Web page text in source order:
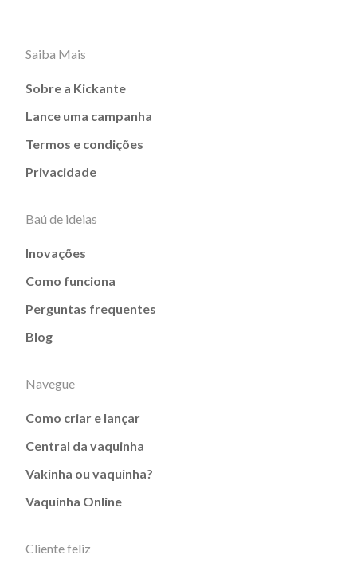
Saiba Mais
Sobre a Kickante
Lance uma campanha
Termos e condições
Privacidade
Baú de ideias
Inovações
Como funciona
Perguntas frequentes
Blog
Navegue
Como criar e lançar
Central da vaquinha
Vakinha ou vaquinha?
Vaquinha Online
Cliente feliz